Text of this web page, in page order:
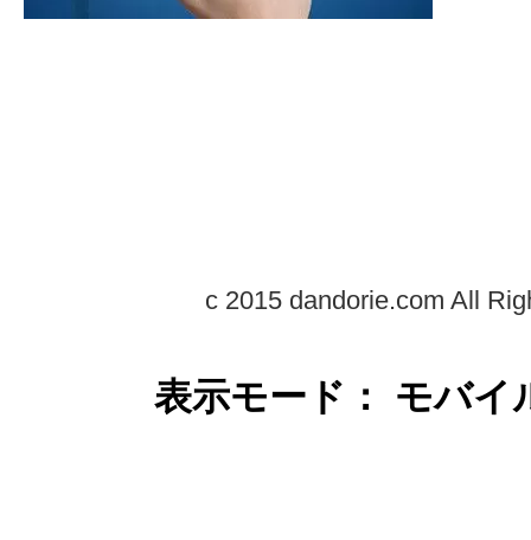
c 2015 dandorie.com All
表示モード： モバ